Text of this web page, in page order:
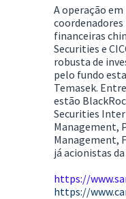
A operação
financeiras
Securities e
robusta de
pelo fundo
Temasek.
estão
Securities
Management,
Management,
já acionistas
https://
https://